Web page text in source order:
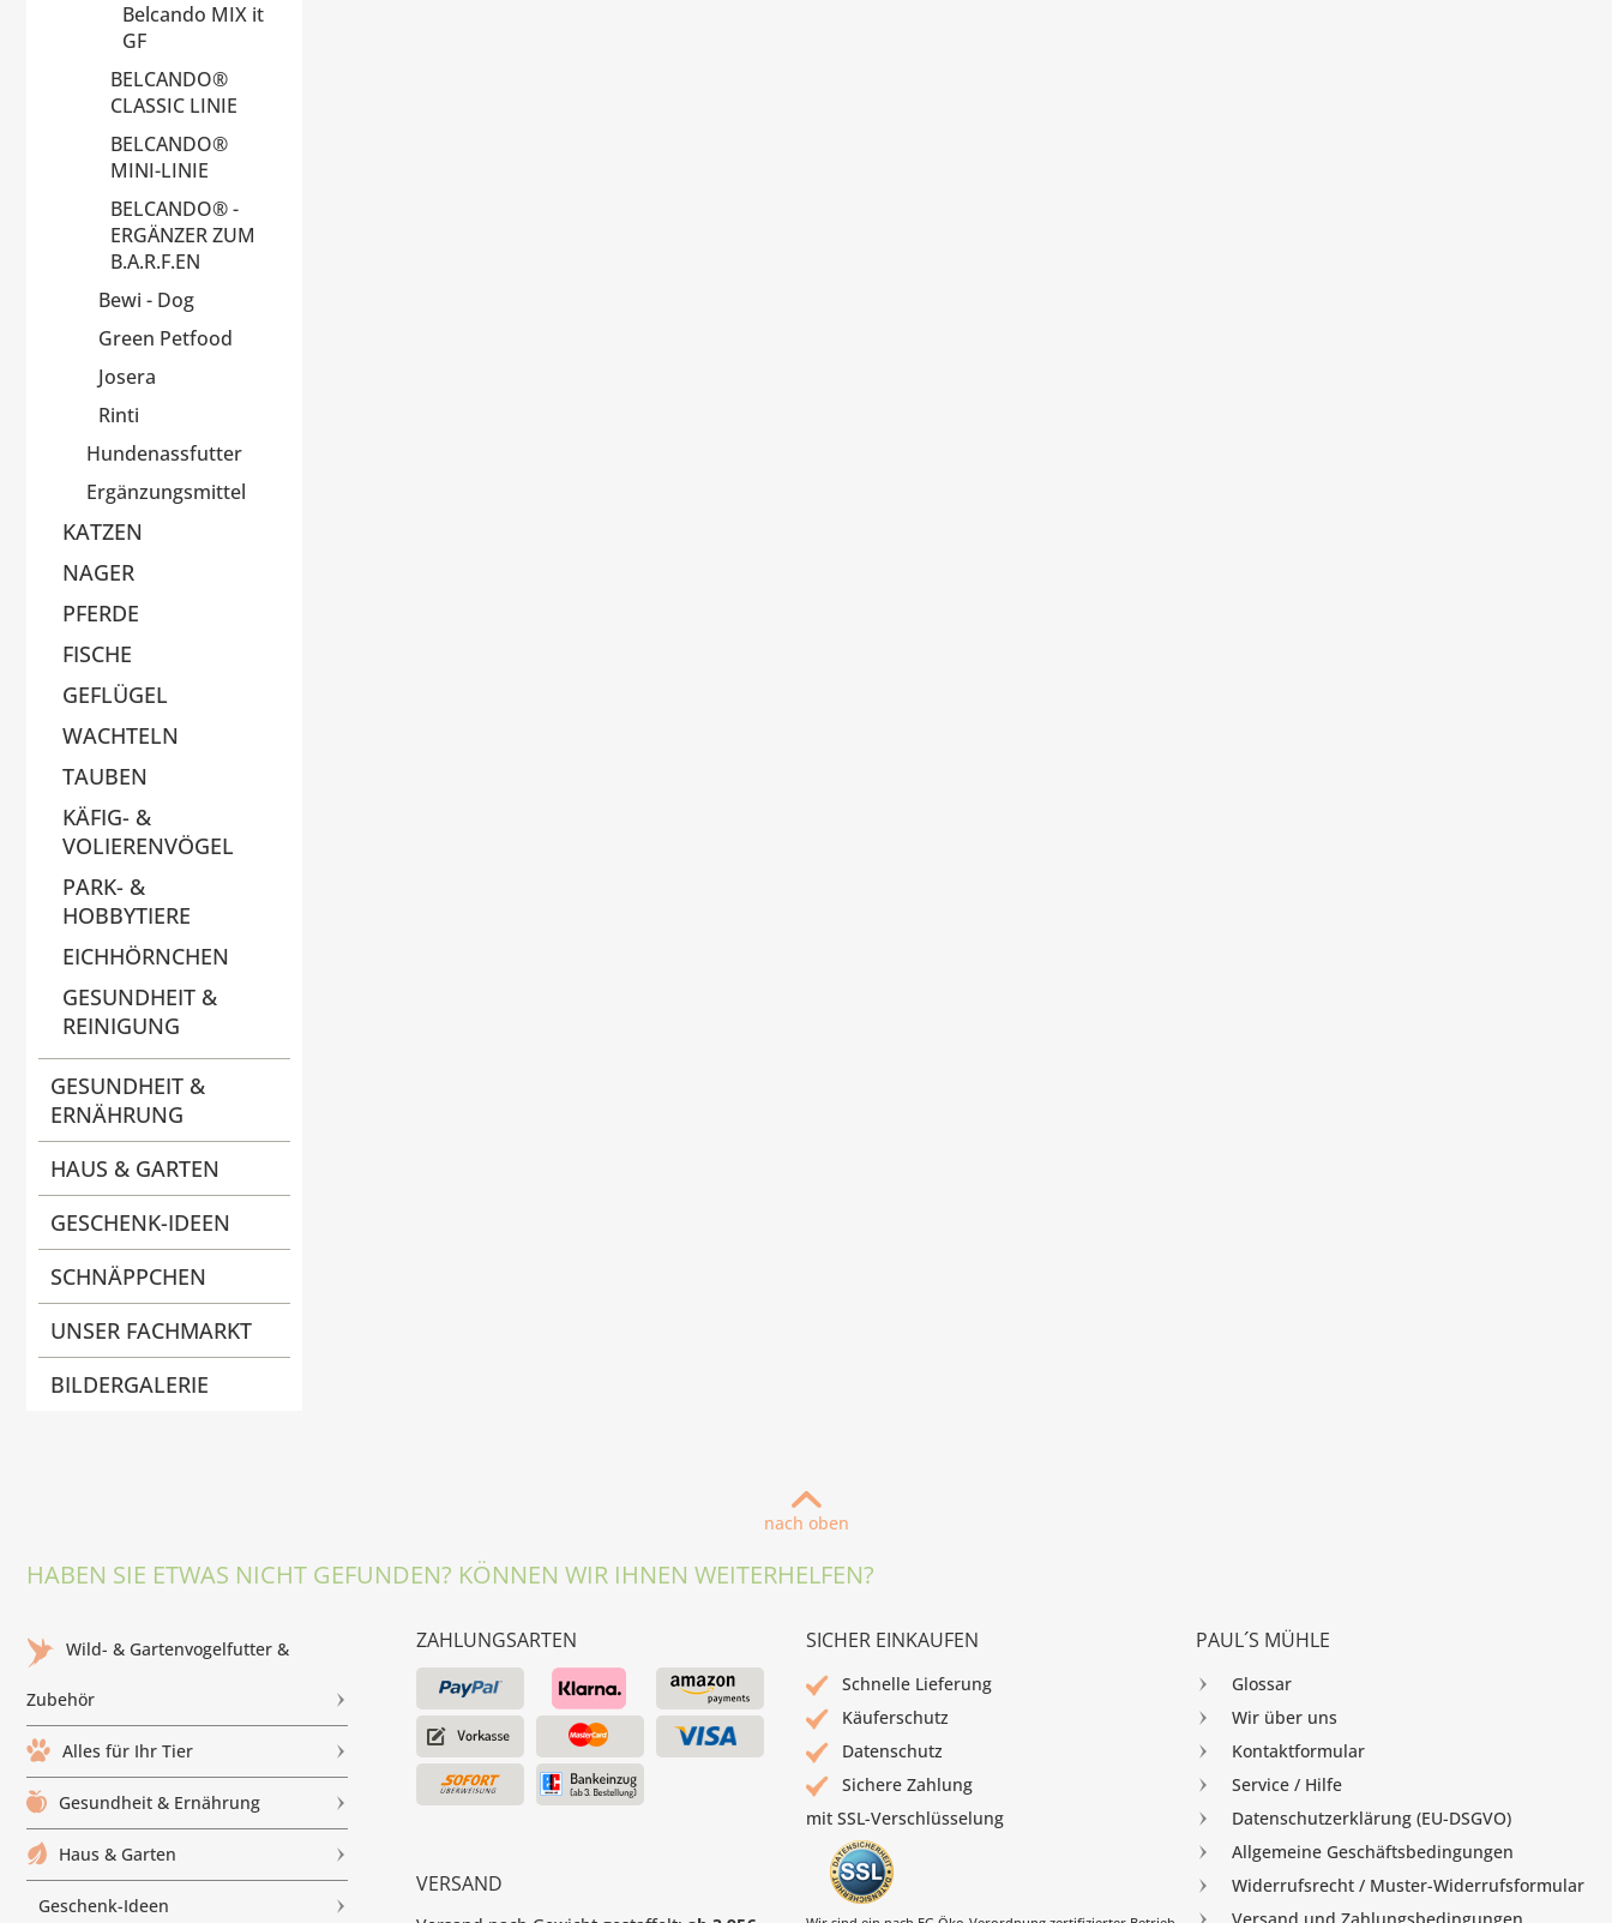
Belcando MIX it
GF
BELCANDO®
CLASSIC LINIE
BELCANDO®
MINI-LINIE
BELCANDO® -
ERGÄNZER ZUM
B.A.R.F.EN
Bewi - Dog
Green Petfood
Josera
Rinti
Hundenassfutter
Ergänzungsmittel
KATZEN
NAGER
PFERDE
FISCHE
GEFLÜGEL
WACHTELN
TAUBEN
KÄFIG- &
VOLIERENVÖGEL
PARK- &
HOBBYTIERE
EICHHÖRNCHEN
GESUNDHEIT &
REINIGUNG
GESUNDHEIT &
ERNÄHRUNG
HAUS & GARTEN
GESCHENK-IDEEN
SCHNÄPPCHEN
UNSER FACHMARKT
BILDERGALERIE
nach oben
HABEN SIE ETWAS NICHT GEFUNDEN? KÖNNEN WIR IHNEN WEITERHELFEN?
Wild- & Gartenvogelfutter &
Zubehör
Alles für Ihr Tier
Gesundheit & Ernährung
Haus & Garten
Geschenk-Ideen
ZAHLUNGSARTEN
VERSAND
SICHER EINKAUFEN
Schnelle Lieferung
Käuferschutz
Datenschutz
Sichere Zahlung
mit SSL-Verschlüsselung
PAUL´S MÜHLE
Glossar
Wir über uns
Kontaktformular
Service / Hilfe
Datenschutzerklärung (EU-DSGVO)
Allgemeine Geschäftsbedingungen
Widerrufsrecht / Muster-Widerrufsformular